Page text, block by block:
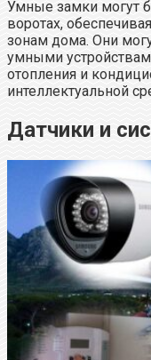
Умные замки могут
воротах,
зонам дома. Они
умными
отопления и
интеллектуальной
Датчики и